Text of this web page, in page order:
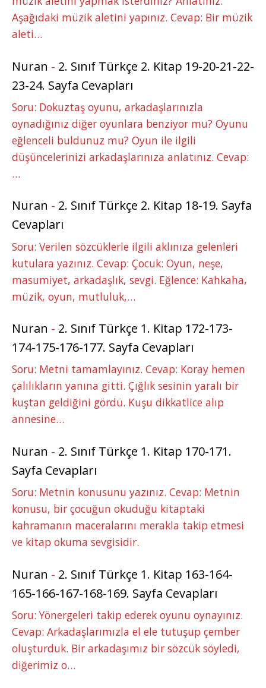
Aşağıdaki müzik aletini yapınız. Cevap: Bir müzik
aleti…
Nuran - 2. Sınıf Türkçe 2. Kitap 19-20-21-22-
23-24. Sayfa Cevapları
Soru: Dokuztaş oyunu, arkadaşlarınızla
oynadığınız diğer oyunlara benziyor mu? Oyunu
eğlenceli buldunuz mu? Oyun ile ilgili
düşüncelerinizi arkadaşlarınıza anlatınız. Cevap:
…
Nuran - 2. Sınıf Türkçe 2. Kitap 18-19. Sayfa
Cevapları
Soru: Verilen sözcüklerle ilgili aklınıza gelenleri
kutulara yazınız. Cevap: Çocuk: Oyun, neşe,
masumiyet, arkadaşlık, sevgi. Eğlence: Kahkaha,
müzik, oyun, mutluluk,…
Nuran - 2. Sınıf Türkçe 1. Kitap 172-173-
174-175-176-177. Sayfa Cevapları
Soru: Metni tamamlayınız. Cevap: Koray hemen
çalılıkların yanına gitti. Çığlık sesinin yaralı bir
kuştan geldiğini gördü. Kuşu dikkatlice alıp
annesine…
Nuran - 2. Sınıf Türkçe 1. Kitap 170-171.
Sayfa Cevapları
Soru: Metnin konusunu yazınız. Cevap: Metnin
konusu, bir çocuğun okuduğu kitaptaki
kahramanın maceralarını merakla takip etmesi
ve kitap okuma sevgisidir.
Nuran - 2. Sınıf Türkçe 1. Kitap 163-164-
165-166-167-168-169. Sayfa Cevapları
Soru: Yönergeleri takip ederek oyunu oynayınız.
Cevap: Arkadaşlarımızla el ele tutuşup çember
oluşturduk. Bir arkadaşımız bir sözcük söyledi,
diğerimiz o…